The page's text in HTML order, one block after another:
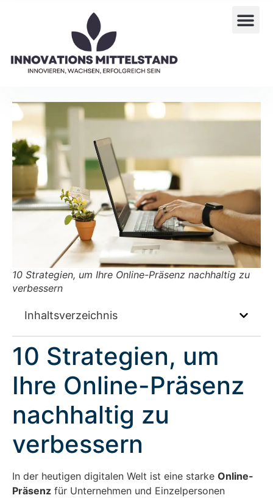
10 Strategien, um Ihre Online-Präsenz nachhaltig zu
verbessern
Inhaltsverzeichnis
10 Strategien, um
Ihre Online-Präsenz
nachhaltig zu
verbessern
In der heutigen digitalen Welt ist eine starke Online-
Präsenz für Unternehmen und Einzelpersonen